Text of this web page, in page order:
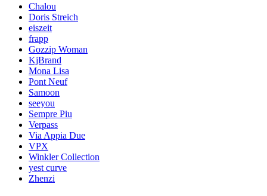
Chalou
Doris Streich
eiszeit
frapp
Gozzip Woman
KjBrand
Mona Lisa
Pont Neuf
Samoon
seeyou
Sempre Piu
Verpass
Via Appia Due
VPX
Winkler Collection
yest curve
Zhenzi